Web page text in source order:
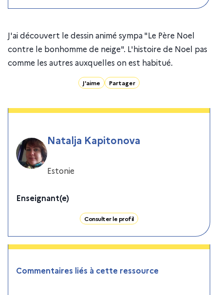
J'ai découvert le dessin animé sympa "Le Père Noel
contre le bonhomme de neige". L'histoire de Noel pas
comme les autres auxquelles on est habitué.
J'aime Partager
Natalja Kapitonova
Estonie
Enseignant(e)
Consulter le profil
Commentaires liés à cette ressource